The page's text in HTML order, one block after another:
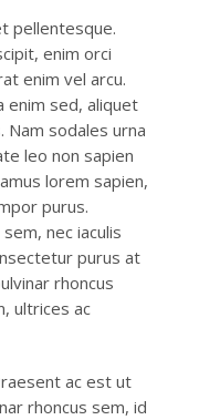
pellentesque.
enim orci
enim vel arcu.
enim sed, aliquet
Nam sodales urna
leo non sapien
lorem sapien,
purus.
nec iaculis
purus at
rhoncus
ultrices ac
ac est ut
rhoncus sem, id